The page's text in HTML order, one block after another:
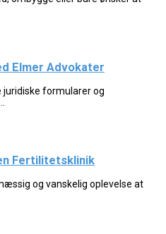
Elmer Advokater
juridiske formularer og
Fertilitetsklinik
og vanskelig oplevelse at